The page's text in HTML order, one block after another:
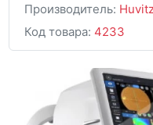
Производитель:
Код товара: 4233